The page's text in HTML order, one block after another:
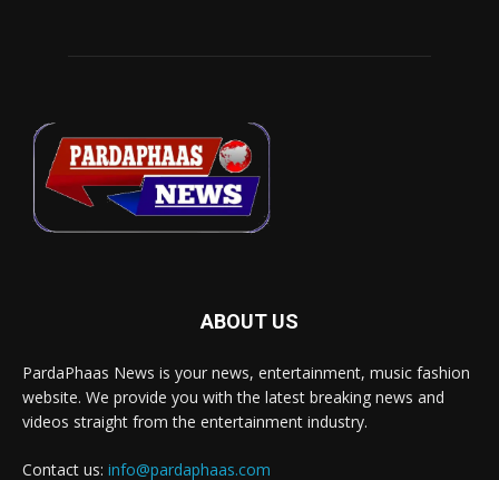
ABOUT US
PardaPhaas News is your news, entertainment, music fashion
website. We provide you with the latest breaking news and
videos straight from the entertainment industry.
Contact us: info@pardaphaas.com